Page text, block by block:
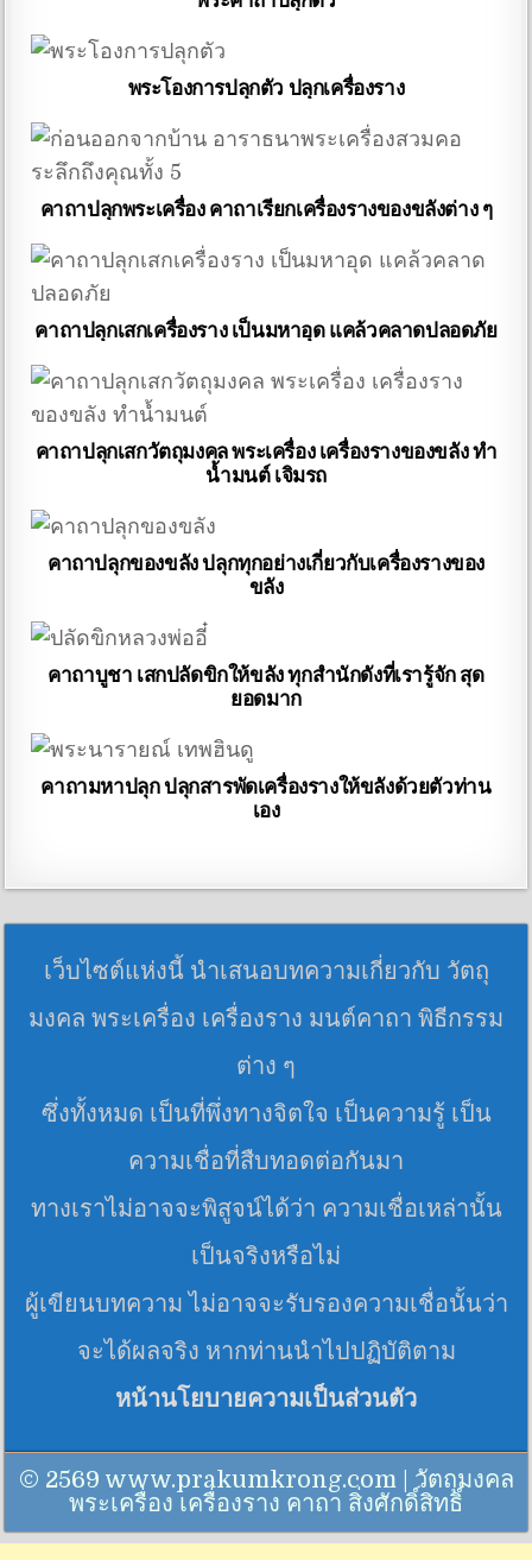
พระโองการปลุกตัว ปลุกเครื่องราง
คาถาปลุกพระเครื่อง คาถาเรียกเครื่องรางของขลังต่าง ๆ
คาถาปลุกเสกเครื่องราง เป็นมหาอุด แคล้วคลาดปลอดภัย
คาถาปลุกเสกวัตถุมงคล พระเครื่อง เครื่องรางของขลัง ทำ
น้ำมนต์ เจิมรถ
คาถาปลุกของขลัง ปลุกทุกอย่างเกี่ยวกับเครื่องรางของ
ขลัง
คาถาบูชา เสกปลัดขิกให้ขลัง ทุกสำนักดังที่เรารู้จัก สุด
ยอดมาก
คาถามหาปลุก ปลุกสารพัดเครื่องรางให้ขลังด้วยตัวท่าน
เอง
เว็บไซต์แห่งนี้ นำเสนอบทความเกี่ยวกับ วัตถุ
มงคล พระเครื่อง เครื่องราง มนต์คาถา พิธีกรรม
ต่าง ๆ
ซึ่งทั้งหมด เป็นที่พึ่งทางจิตใจ เป็นความรู้ เป็น
ความเชื่อที่สืบทอดต่อกันมา
ทางเราไม่อาจจะพิสูจน์ได้ว่า ความเชื่อเหล่านั้น
เป็นจริงหรือไม่
ผู้เขียนบทความ ไม่อาจจะรับรองความเชื่อนั้นว่า
จะได้ผลจริง หากท่านนำไปปฏิบัติตาม
หน้านโยบายความเป็นส่วนตัว
© 2569 www.prakumkrong.com | วัตถุมงคล
พระเครื่อง เครื่องราง คาถา สิ่งศักดิ์สิทธิ์